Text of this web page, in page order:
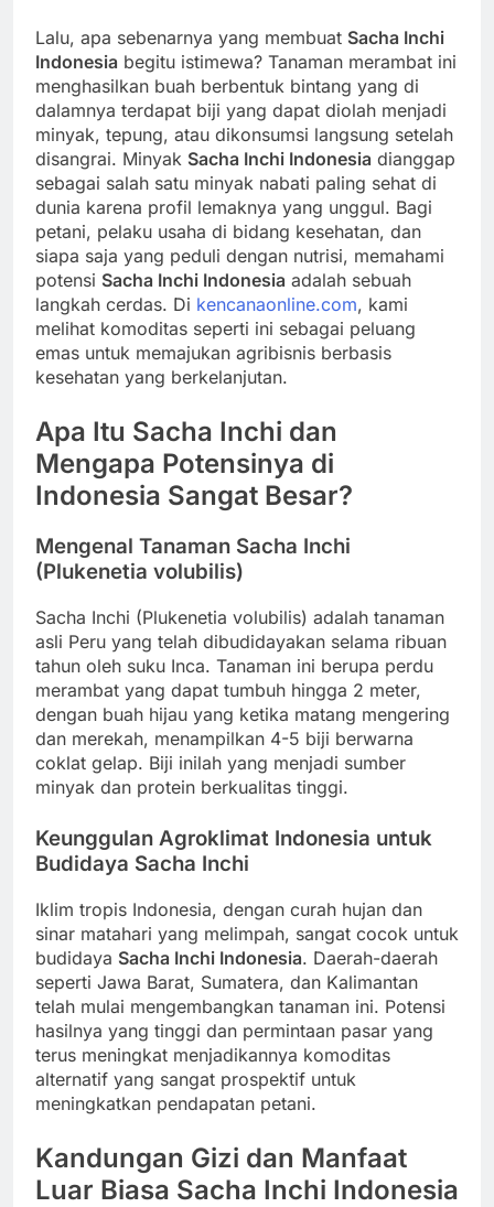
Lalu, apa sebenarnya yang membuat Sacha Inchi
Indonesia begitu istimewa? Tanaman merambat ini
menghasilkan buah berbentuk bintang yang di
dalamnya terdapat biji yang dapat diolah menjadi
minyak, tepung, atau dikonsumsi langsung setelah
disangrai. Minyak Sacha Inchi Indonesia dianggap
sebagai salah satu minyak nabati paling sehat di
dunia karena profil lemaknya yang unggul. Bagi
petani, pelaku usaha di bidang kesehatan, dan
siapa saja yang peduli dengan nutrisi, memahami
potensi Sacha Inchi Indonesia adalah sebuah
langkah cerdas. Di kencanaonline.com, kami
melihat komoditas seperti ini sebagai peluang
emas untuk memajukan agribisnis berbasis
kesehatan yang berkelanjutan.
Apa Itu Sacha Inchi dan
Mengapa Potensinya di
Indonesia Sangat Besar?
Mengenal Tanaman Sacha Inchi
(Plukenetia volubilis)
Sacha Inchi (Plukenetia volubilis) adalah tanaman
asli Peru yang telah dibudidayakan selama ribuan
tahun oleh suku Inca. Tanaman ini berupa perdu
merambat yang dapat tumbuh hingga 2 meter,
dengan buah hijau yang ketika matang mengering
dan merekah, menampilkan 4-5 biji berwarna
coklat gelap. Biji inilah yang menjadi sumber
minyak dan protein berkualitas tinggi.
Keunggulan Agroklimat Indonesia untuk
Budidaya Sacha Inchi
Iklim tropis Indonesia, dengan curah hujan dan
sinar matahari yang melimpah, sangat cocok untuk
budidaya Sacha Inchi Indonesia. Daerah-daerah
seperti Jawa Barat, Sumatera, dan Kalimantan
telah mulai mengembangkan tanaman ini. Potensi
hasilnya yang tinggi dan permintaan pasar yang
terus meningkat menjadikannya komoditas
alternatif yang sangat prospektif untuk
meningkatkan pendapatan petani.
Kandungan Gizi dan Manfaat
Luar Biasa Sacha Inchi Indonesia